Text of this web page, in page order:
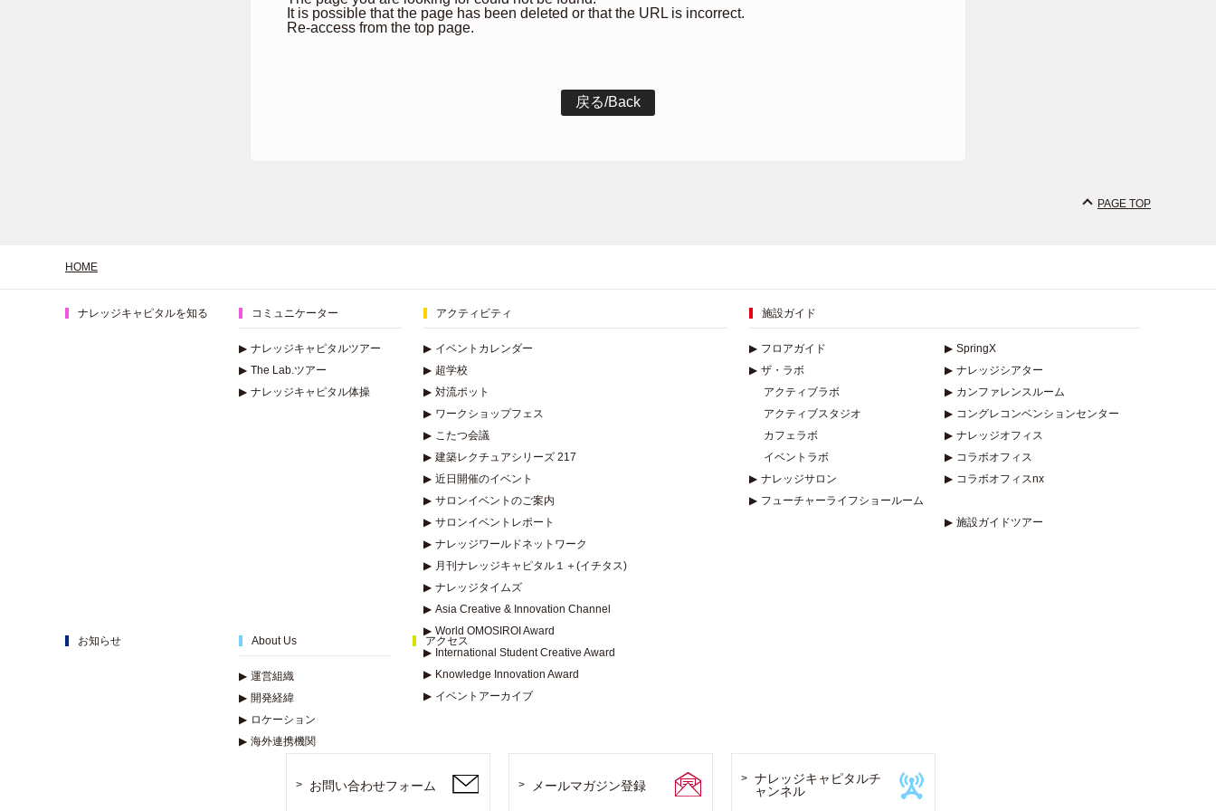
It is possible that the page has been deleted or that the URL is incorrect.
Re-access from the top page.
PAGE TOP
HOME
ナレッジキャピタルを知る コミュニケーター
▶ ナレッジキャピタルツアー
▶ The Lab.ツアー
▶ ナレッジキャピタル体操
アクティビティ
▶ イベントカレンダー
▶ 超学校
▶ 対流ポット
▶ ワークショップフェス
▶ こたつ会議
▶ 建築レクチュアシリーズ 217
▶ 近日開催のイベント
▶ サロンイベントのご案内
▶ サロンイベントレポート
▶ ナレッジワールドネットワーク
▶ 月刊ナレッジキャピタル１＋(イチタス)
▶ ナレッジタイムズ
▶ Asia Creative & Innovation Channel
▶ World OMOSIROI Award
▶ International Student Creative Award
▶ Knowledge Innovation Award
▶ イベントアーカイブ
施設ガイド
▶ フロアガイド
▶ ザ・ラボ
アクティブラボ
アクティブスタジオ
カフェラボ
イベントラボ
▶ ナレッジサロン
▶ フューチャーライフショールーム
▶ SpringX
▶ ナレッジシアター
▶ カンファレンスルーム
▶ コングレコンベンションセンター
▶ ナレッジオフィス
▶ コラボオフィス
▶ コラボオフィスnx
▶ 施設ガイドツアー
お知らせ About Us
▶ 運営組織
▶ 開発経緯
▶ ロケーション
▶ 海外連携機関
アクセス
お問い合わせフォーム メールマガジン登録
ナレッジキャピタルチ
ャンネル